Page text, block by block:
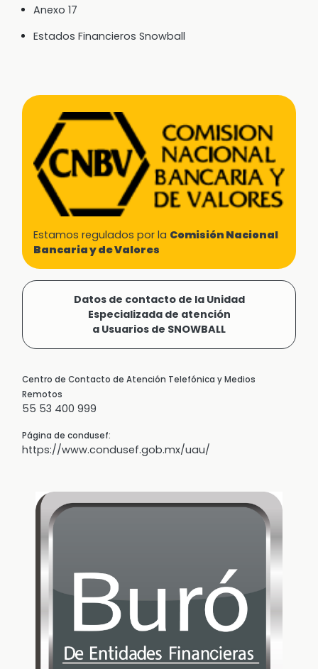
Anexo 17
Estados Financieros Snowball
Estamos regulados por la Comisión Nacional
Bancaria y de Valores
Datos de contacto de la Unidad
Especializada de atención
a Usuarios de SNOWBALL
Centro de Contacto de Atención Telefónica y Medios
Remotos
55 53 400 999
Página de condusef:
https://www.condusef.gob.mx/uau/